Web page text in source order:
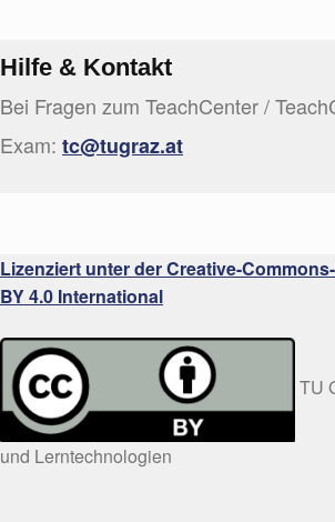
Hilfe & Kontakt
Bei Fragen zum TeachCenter /
Exam: tc@tugraz.at
Lizenziert unter der Creative-
BY 4.0 International
TU
und Lerntechnologien